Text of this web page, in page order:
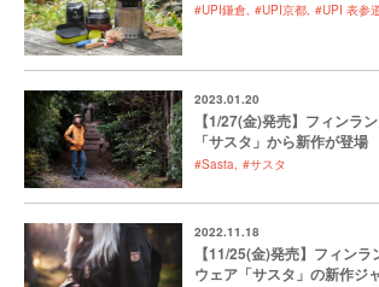
#UPI鎌倉 #UPI京都 #UPI 表参
2023.01.20
【1/27(金)発売】フィンラ
「サスタ」から新作が登場
#Sasta #サスタ
2022.11.18
【11/25(金)発売】フィン
ウェア「サスタ」の新作ジ